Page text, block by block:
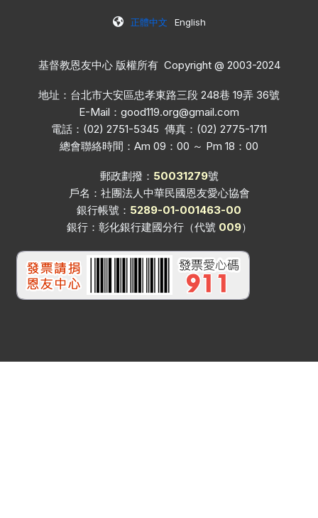
正體中文 English
基督教恩友中心 版權所有 Copyright @ 2003-2024
地址：台北市大安區忠孝東路三段 248巷 19弄 36號
E-Mail： good119.org@gmail.com
電話：(02) 2751-5345 傳真：(02) 2775-1711
總會聯絡時間：Am 09：00 ～ Pm 18：00
郵政劃撥： 50031279號
戶名：社團法人中華民國恩友愛心協會
銀行帳號： 5289-01-001463-00
銀行：彰化銀行建國分行（代號 009）